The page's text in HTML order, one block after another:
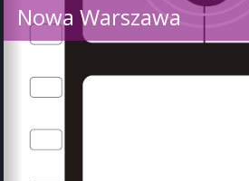
Nowa Warszawa